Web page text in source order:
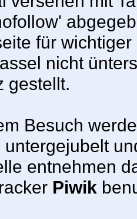
für
nicht
gestellt.
Besuch
untergejubelt
entnehmen
Piwik